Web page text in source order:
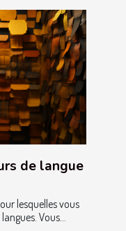
de langue
lesquelles vous
Vous...